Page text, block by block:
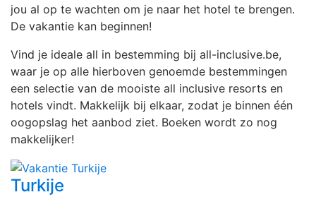
jou al op te wachten om je naar het hotel te brengen.
De vakantie kan beginnen!
Vind je ideale all in bestemming bij all-inclusive.be,
waar je op alle hierboven genoemde bestemmingen
een selectie van de mooiste all inclusive resorts en
hotels vindt. Makkelijk bij elkaar, zodat je binnen één
oogopslag het aanbod ziet. Boeken wordt zo nog
makkelijker!
Turkije